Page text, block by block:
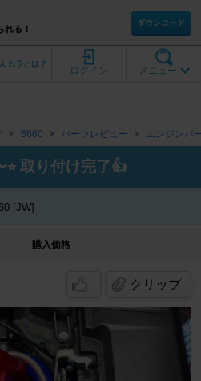
れる！
ダウンロード
メニュー
ログイン
カラとは？
S660 パーツレビュー エンジンパ
取り付け完了👍
[JW]
購入価格 -
クリップ